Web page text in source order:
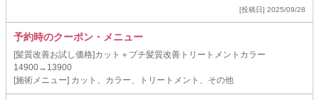
[投稿日] 2025/09/28
予約時のクーポン・メニュー
[髪質改善お試し価格]カット＋プチ髪質改善トリートメントカラー
14900→13900
[施術メニュー] カット、カラー、トリートメント、その他